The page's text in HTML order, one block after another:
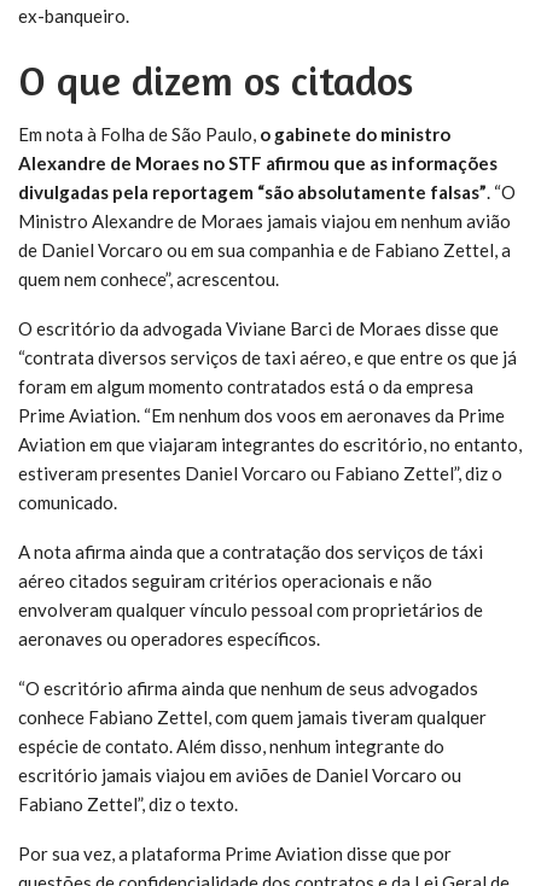
ex-banqueiro.
O que dizem os citados
Em nota à Folha de São Paulo, o gabinete do ministro
Alexandre de Moraes no STF afirmou que as informações
divulgadas pela reportagem “são absolutamente falsas”. “O
Ministro Alexandre de Moraes jamais viajou em nenhum avião
de Daniel Vorcaro ou em sua companhia e de Fabiano Zettel, a
quem nem conhece”, acrescentou.
O escritório da advogada Viviane Barci de Moraes disse que
“contrata diversos serviços de taxi aéreo, e que entre os que já
foram em algum momento contratados está o da empresa
Prime Aviation. “Em nenhum dos voos em aeronaves da Prime
Aviation em que viajaram integrantes do escritório, no entanto,
estiveram presentes Daniel Vorcaro ou Fabiano Zettel”, diz o
comunicado.
A nota afirma ainda que a contratação dos serviços de táxi
aéreo citados seguiram critérios operacionais e não
envolveram qualquer vínculo pessoal com proprietários de
aeronaves ou operadores específicos.
“O escritório afirma ainda que nenhum de seus advogados
conhece Fabiano Zettel, com quem jamais tiveram qualquer
espécie de contato. Além disso, nenhum integrante do
escritório jamais viajou em aviões de Daniel Vorcaro ou
Fabiano Zettel”, diz o texto.
Por sua vez, a plataforma Prime Aviation disse que por